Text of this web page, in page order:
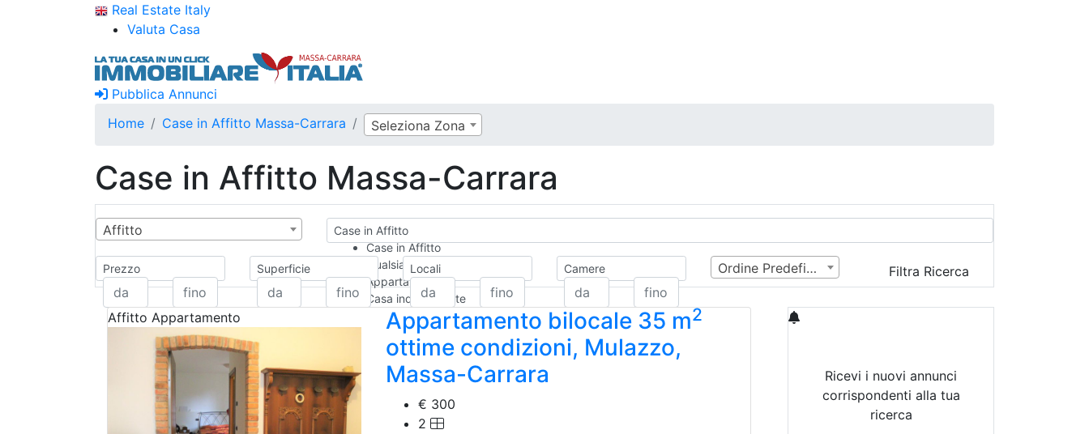
Real Estate Italy
Valuta Casa
Pubblica Annunci
Home
Case in Affitto Massa-Carrara Seleziona Zona
Case in Affitto Massa-Carrara
Affitto
Case in Affitto
Case in Affitto
Qualsiasi
Appartamento
Casa indipendente
Casa Semi-indipendente
Attico/Mansarda
Villa
Villetta a schiera
Rustico/Casale
Loft/Open space
Camera d'Albergo
Prezzo Superficie Locali Camere Ordine Predefinito Filtra Ricerca
Affitto Appartamento Appartamento bilocale 35 m2
ottime condizioni, Mulazzo,
Massa-Carrara
€ 300
2
Ricevi i nuovi annunci
corrispondenti alla tua
ricerca